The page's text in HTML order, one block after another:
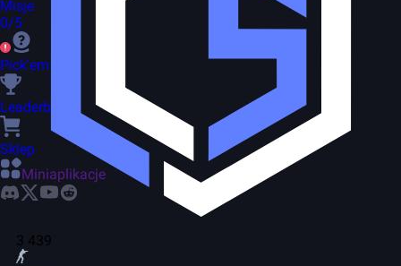
3 439
Misje
0/5
Pick'em
Leaderboard
Sklep
Miniaplikacje